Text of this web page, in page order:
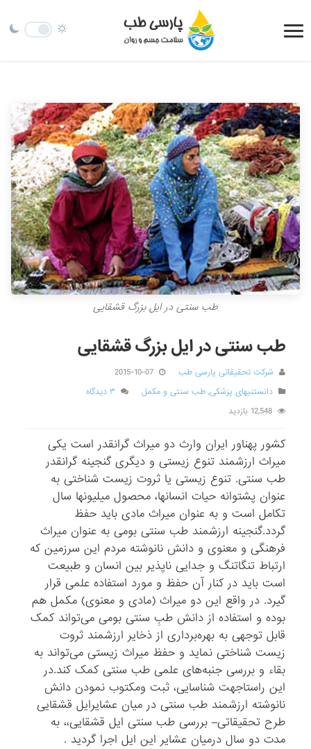
طب سنتی در ایل بزرگ قشقایی
طب سنتی در ایل بزرگ قشقایی
شرکت تحقیقاتی پارسی طب
2015-10-07
دانستنیهای پزشکی,طب سنتی و مکمل
۳ دیدگاه
12,548 بازدید
کشور پهناور ایران وارث دو میراث گرانقدر است یکی
میراث ارزشمند تنوع زیستی و دیگری گنجینه گرانقدر
طب سنتی. تنوع زیستی یا ثروت زیست شناختی به
عنوان پشتوانه حیات انسانها، محصول میلیونها سال
تکامل است و به عنوان میراث مادی باید حفظ
گردد.گنجینه ارزشمند طب سنتی بومی به عنوان میراث
فرهنگی و معنوی و دانش نانوشته مردم این سرزمین که
ارتباط تنگاتنگ و جدایی ناپذیر بین انسان و طبیعت
است باید در کنار آن حفظ و مورد استفاده علمی قرار
گیرد. در واقع این دو میراث (مادی و معنوی) مکمل هم
بوده و استفاده از دانش طبِ سنتی بومی می‌تواند کمک
قابل توجهی به بهره‌برداری از ذخایر ارزشمند ثروت
زیست شناختی نماید و حفظ میراث زیستی می‌تواند به
بقاء و بررسی جنبه‌های علمی طب سنتی کمک کند.در
این راستاجهت شناسایی، ثبت ومکتوب نمودن دانش
نا‌نوشته ‌ارزشمند طب سنتی در میان عشایرایل قشقایی
طرح تحقیقاتی– بررسی طب سنتی ایل قشقایی،، به
مدت دو سال درمیان عشایر این ایل اجرا‌ گردید .